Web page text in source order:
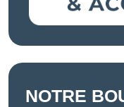
NOTRE